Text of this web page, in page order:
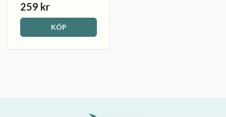
259 kr
KÖP